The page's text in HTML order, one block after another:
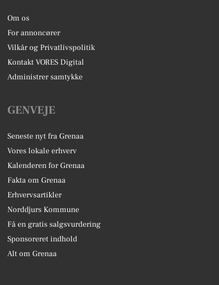
Om os
For annoncører
Vilkår og Privatlivspolitik
Kontakt VORES Digital
Administrer samtykke
GENVEJE
Seneste nyt fra Grenaa
Vores lokale erhverv
Kalenderen for Grenaa
Fakta om Grenaa
Erhvervsartikler
Norddjurs Kommune
Få en gratis salgsvurdering
Sponsoreret indhold
Alt om Grenaa